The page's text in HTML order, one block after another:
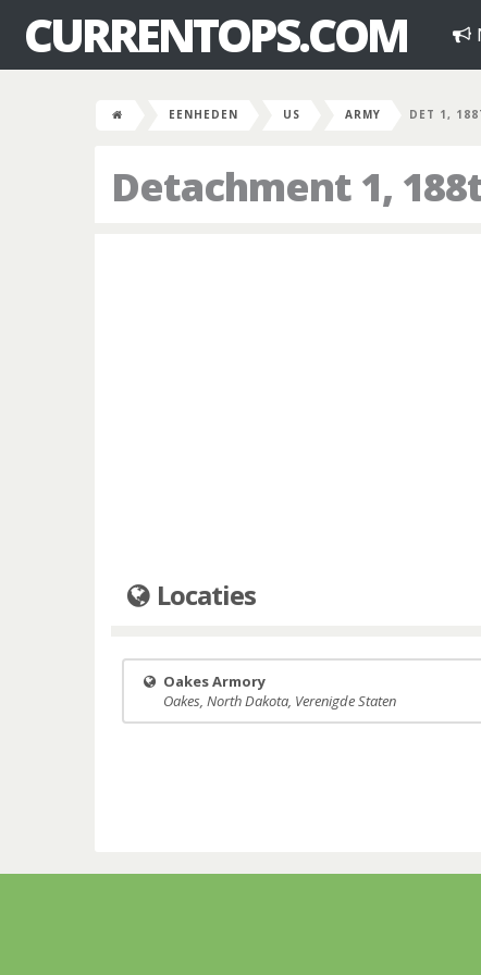
CURRENTOPS.COM
EENHEDEN US ARMY DET 1,
Detachment 1,
Locaties
Oakes Armory
Oakes, North Dakota, Verenigde Staten